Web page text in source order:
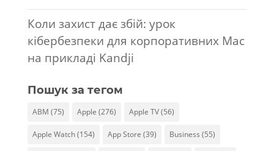
Коли захист дає збій: урок
кібербезпеки для корпоративних Mac
на прикладі Kandji
Пошук за тегом
ABM (75) Apple (276) Apple TV(56)
Apple Watch(154) App Store (39) Business (55)